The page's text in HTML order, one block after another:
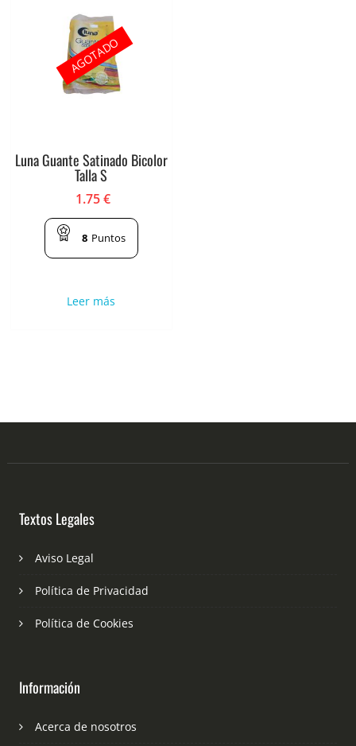
Luna Guante Satinado Bicolor
Talla S
1.75€
8 Puntos
Leer más
AGOTADO
Textos Legales
Aviso Legal
Política de Privacidad
Política de Cookies
Información
Acerca de nosotros